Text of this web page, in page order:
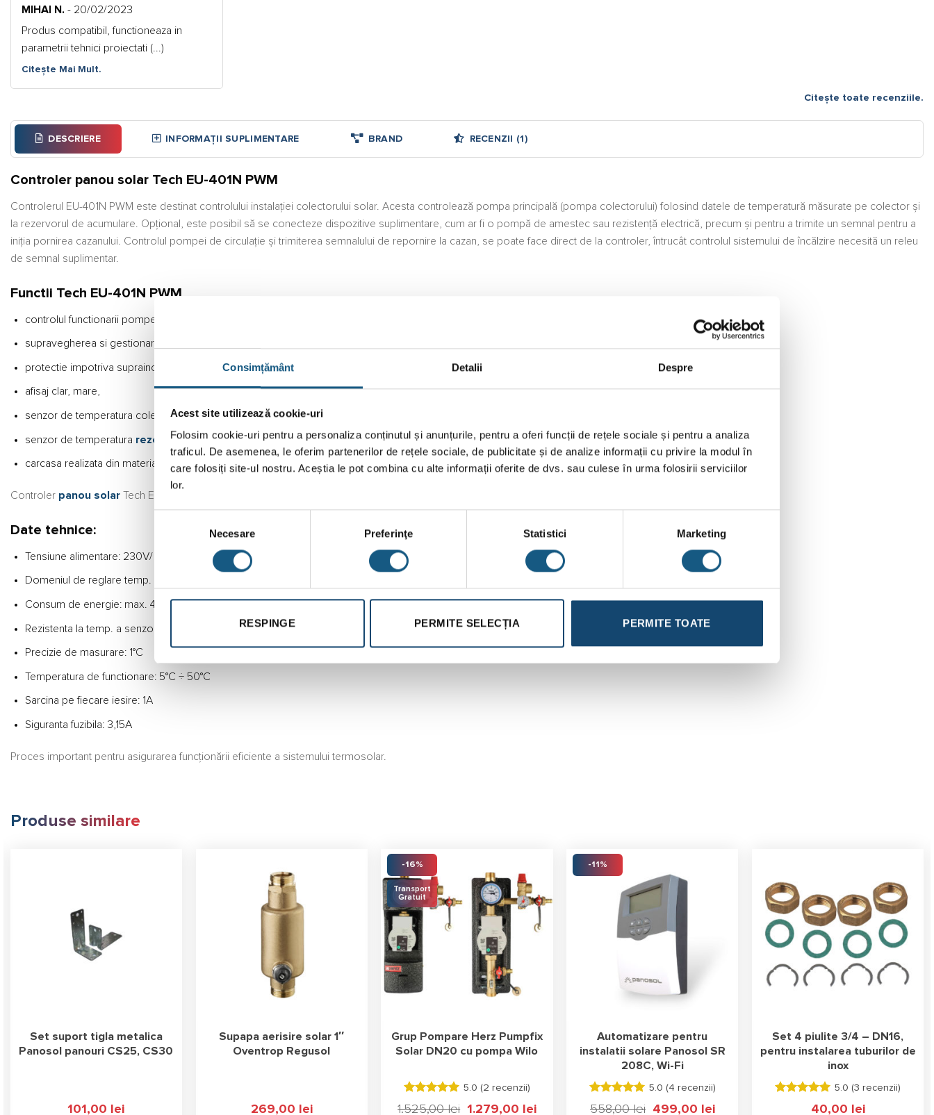
Consimțământ Detalii Despre
Acest site utilizează cookie-uri
Folosim cookie-uri pentru a personaliza conținutul și anunțurile, pentru a oferi funcții de rețele sociale și pentru a analiza
traficul. De asemenea, le oferim partenerilor de rețele sociale, de publicitate și de analize informații cu privire la modul în
care folosiți site-ul nostru. Aceștia le pot combina cu alte informații oferite de dvs. sau culese în urma folosirii serviciilor
lor.
consimțământului
Necesare Preferinţe Statistici Marketing
RESPINGE PERMITE SELECȚIA PERMITE TOATE
5MIHAI N. - 20/02/2023
Produs compatibil, functioneaza in
parametrii tehnici proiectati (...)
Citește Mai Mult.
Citește toate recenziile.
DESCRIERE INFORMAȚII SUPLIMENTARE BRAND RECENZII (1)
Controler panou solar Tech EU-401N PWM
Controlerul EU-401N PWM este destinat controlului instalației colectorului solar. Acesta controlează pompa principală (pompa colectorului) folosind datele de temperatură măsurate pe colector și
la rezervorul de acumulare. Opțional, este posibil să se conecteze dispozitive suplimentare, cum ar ﬁ o pompă de amestec sau rezistență electrică, precum și pentru a trimite un semnal pentru a
iniția pornirea cazanului. Controlul pompei de circulație și trimiterea semnalului de repornire la cazan, se poate face direct de la controler, întrucât controlul sistemului de încălzire necesită un releu
de semnal suplimentar.
Functii Tech EU-401N PWM
controlul functionarii pompei,
supravegherea si gestionarea functionarii sistemului solar,
protectie impotriva supraincalzirii si congelarii colectorului.
afisaj clar, mare,
senzor de temperatura colector,
senzor de temperatura rezervor de acumulare,
carcasa realizata din materiale de inalta calitate, rezistente la temperaturi inalte si joase.
Controler panou solar Tech EU-401N
Date tehnice:
Tensiune alimentare: 230V/ 50Hz ± 10%
Domeniul de reglare temp. ambient: 8°C ÷ 90°C
Consum de energie: max. 4W
Rezistenta la temp. a senzorului PT 1000: -30°C ÷ 200°C
Precizie de masurare: 1°C
Temperatura de functionare: 5°C ÷ 50°C
Sarcina pe fiecare iesire: 1A
Siguranta fuzibila: 3,15A
Proces important pentru asigurarea funcționării eficiente a sistemului termosolar.
Produse similare
Set suport tigla metalica
Panosol panouri CS25, CS30
101,00 lei
Supapa aerisire solar 1″
Oventrop Regusol
269,00 lei
-16%
Transport
Gratuit
Grup Pompare Herz Pumpfix
Solar DN20 cu pompa Wilo
Evaluat la
5.0 (2 recenzii)
1.525,00lei
Prețul
1.279,00 leiPrețul
-11%
Automatizare pentru
instalatii solare Panosol SR
208C, Wi-Fi
Evaluat la
5.0 (4 recenzii)
558,00lei
Prețul
499,00 leiPrețul
Set 4 piulite 3/4 – DN16,
pentru instalarea tuburilor de
inox
Evaluat la
5.0 (3 recenzii)
40,00 lei